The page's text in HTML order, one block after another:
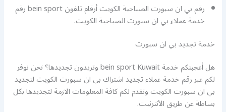
رقم بي ان سبورت الصباحية الكويت أرقام تلفون bein sport رقم
خدمة عملاء بي ان سبورت الصباحية الكويت.
خدمة تجديد بي ان سبورت
هل أعجبتكم خدمة bein sport Kuwait وتريدون تجديدها؟ نحن نوفر
لكم عبر رقم خدمة عملاء تجديد اشتراك بي ان سبورت الكويت لتجديد
بي ان سبورت الكويت ونقدم لكم كافة المعلومات الازمة لتجديدها بكل
بساطة عن طريق الأنترنيت.